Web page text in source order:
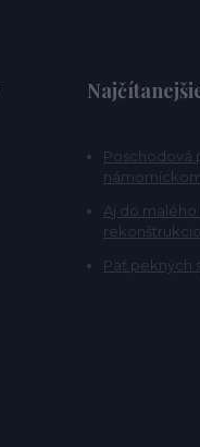
Poschodová
Aj do
Päť pekných